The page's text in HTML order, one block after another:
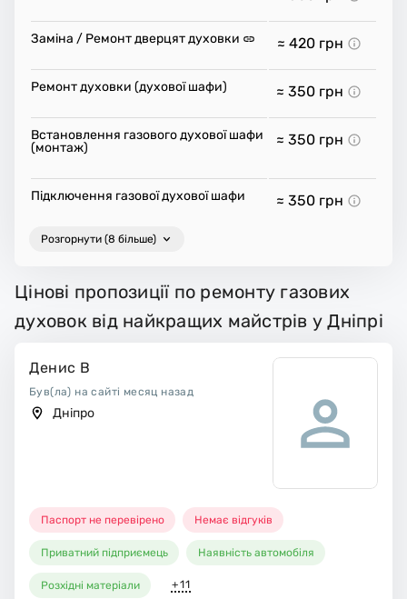
Заміна / Ремонт дверцят духовки ≈ 420 грн
Ремонт духовки (духової шафи) ≈ 350 грн
Встановлення газового духової шафи
(монтаж)
≈ 350 грн
Підключення газової духової шафи ≈ 350 грн
Розгорнути (8 більше)
Цінові пропозиції по ремонту газових
духовок від найкращих майстрів у Дніпрі
Денис В
Був(ла) на сайті месяц назад
Дніпро
Паспорт не перевірено Немає відгуків
Приватний підприємець Наявність автомобіля
Розхідні матеріали +11